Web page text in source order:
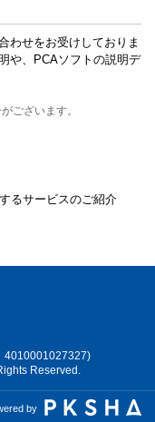
わせをお受けしておりま
や、PCAソフトの説明デ
ございます。
るサービスのご紹介
4010001027327)
Reserved.
by